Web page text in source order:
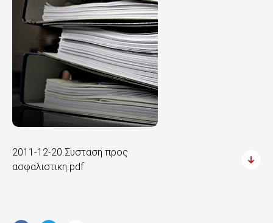
2011-12-20.Συσταση προς
ασφαλιστικη.pdf